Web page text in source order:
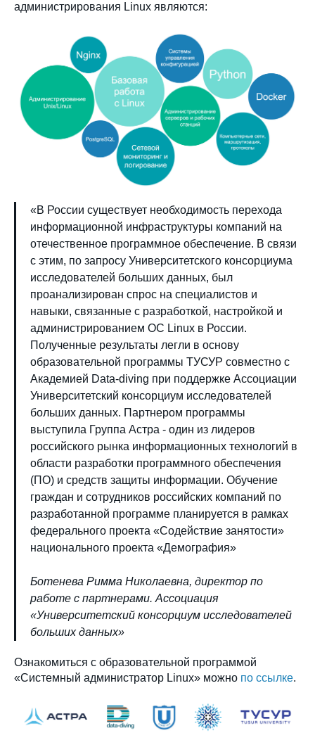
администрирования Linux являются:
«В России существует необходимость перехода
информационной инфраструктуры компаний на
отечественное программное обеспечение. В связи
с этим, по запросу Университетского консорциума
исследователей больших данных, был
проанализирован спрос на специалистов и
навыки, связанные с разработкой, настройкой и
администрированием ОС Linux в России.
Полученные результаты легли в основу
образовательной программы ТУСУР совместно с
Академией Data-diving при поддержке Ассоциации
Университетский консорциум исследователей
больших данных. Партнером программы
выступила Группа Астра - один из лидеров
российского рынка информационных технологий в
области разработки программного обеспечения
(ПО) и средств защиты информации. Обучение
граждан и сотрудников российских компаний по
разработанной программе планируется в рамках
федерального проекта «Содействие занятости»
национального проекта «Демография»
Ботенева Римма Николаевна, директор по
работе с партнерами. Ассоциация
«Университетский консорциум исследователей
больших данных»
Ознакомиться с образовательной программой
«Системный администратор Linux» можно по ссылке.